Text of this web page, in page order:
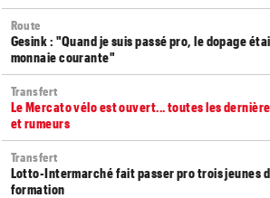
Route
Gesink : "Quand je suis passé pro, le dopage
monnaie courante"
Transfert
Le Mercato vélo est ouvert... toutes les
et rumeurs
Transfert
Lotto-Intermarché fait passer pro trois jeunes
formation